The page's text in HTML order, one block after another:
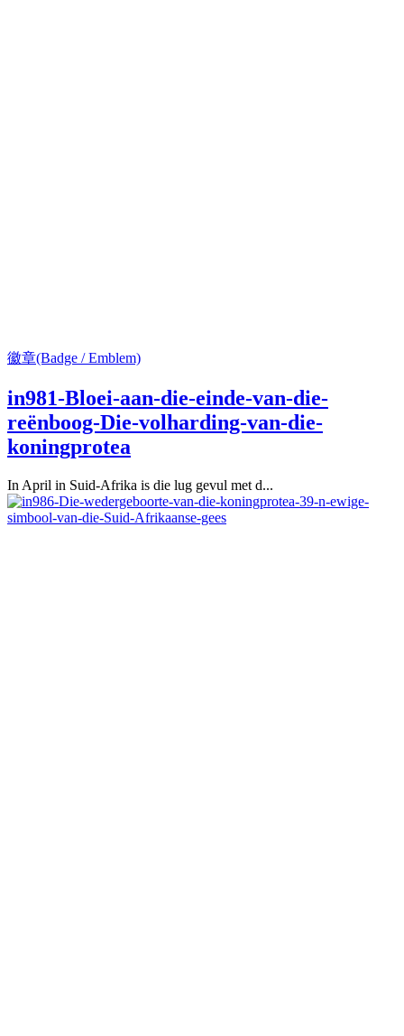
徽章(Badge / Emblem)
in981-Bloei-aan-die-einde-van-die-
reënboog-Die-volharding-van-die-
koningprotea
In April in Suid-Afrika is die lug gevul met d...